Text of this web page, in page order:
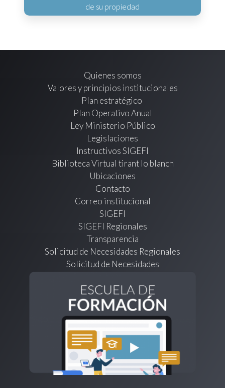
de su propiedad
Quienes somos
Valores y principios institucionales
Plan estratégico
Plan Operativo Anual
Ley Ministerio Público
Legislaciones
Instructivos SIGEFI
Biblioteca Virtual tirant lo blanch
Ubicaciones
Contacto
Correo institucional
SIGEFI
SIGEFI Regionales
Transparencia
Solicitud de Necesidades Regionales
Solicitud de Necesidades